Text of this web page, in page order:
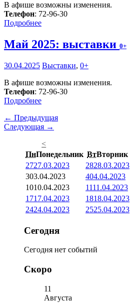
В афише возможны изменения.
Телефон: 72-96-30
Подробнее
Май 2025: выставки 0+
30.04.2025 Выставки, 0+
В афише возможны изменения.
Телефон: 72-96-30
Подробнее
← Предыдущая
Следующая →
<
ПнПонедельник ВтВторник
2727.03.2023 2828.03.2023
303.04.2023 404.04.2023
1010.04.2023 1111.04.2023
1717.04.2023 1818.04.2023
2424.04.2023 2525.04.2023
Сегодня
Сегодня нет событий
Скоро
11
Августа